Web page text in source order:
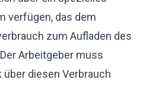
verfügen, das dem
zum Aufladen des
Arbeitgeber muss
diesen Verbrauch